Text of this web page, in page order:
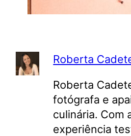
Roberta
Roberta
fotógrafa e
culinária. Com
experiência